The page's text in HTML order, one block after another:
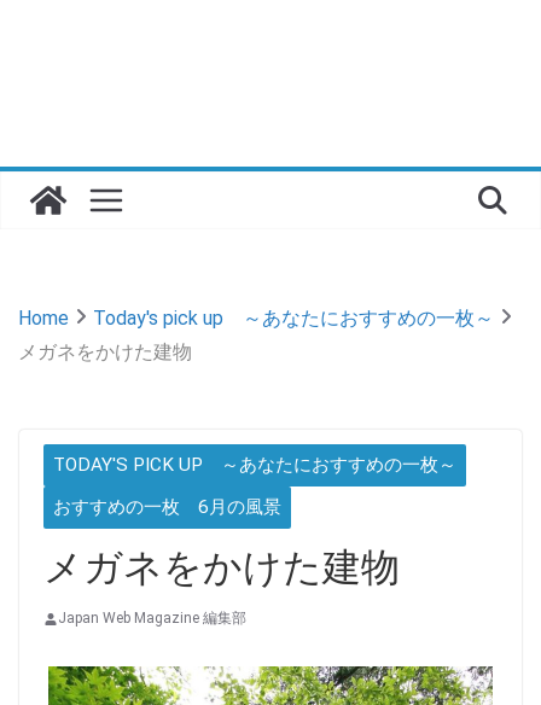
Home
Today's pick up ～あなたにおすすめの一枚～
メガネをかけた建物
TODAY'S PICK UP ～あなたにおすすめの一枚～
おすすめの一枚 6月の風景
メガネをかけた建物
Japan Web Magazine 編集部